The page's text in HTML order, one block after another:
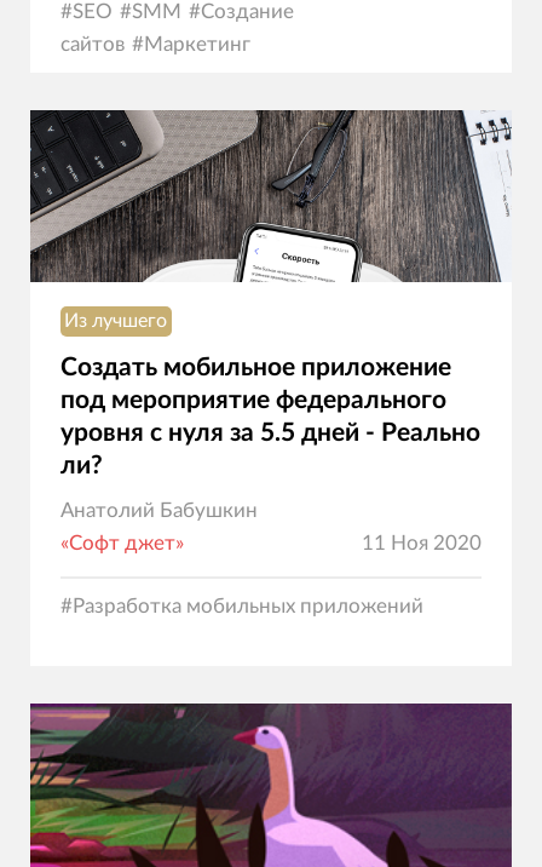
#SEO #SMM #Создание
сайтов #Маркетинг
Из лучшего
Создать мобильное приложение
под мероприятие федерального
уровня с нуля за 5.5 дней - Реально
ли?
Анатолий Бабушкин
«Софт джет»
11 Ноя 2020
#Разработка мобильных приложений